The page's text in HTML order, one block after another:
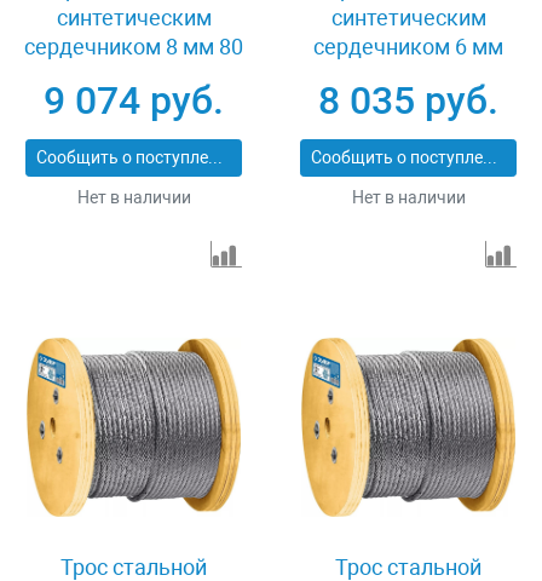
синтетическим
сердечником 8 мм 80
304110-08
9 074 руб.
Сообщить о поступлении
Нет в наличии
синтетическим
сердечником 6 мм
304110-06
8 035 руб.
Сообщить о поступлении
Нет в наличии
Трос стальной
Трос стальной